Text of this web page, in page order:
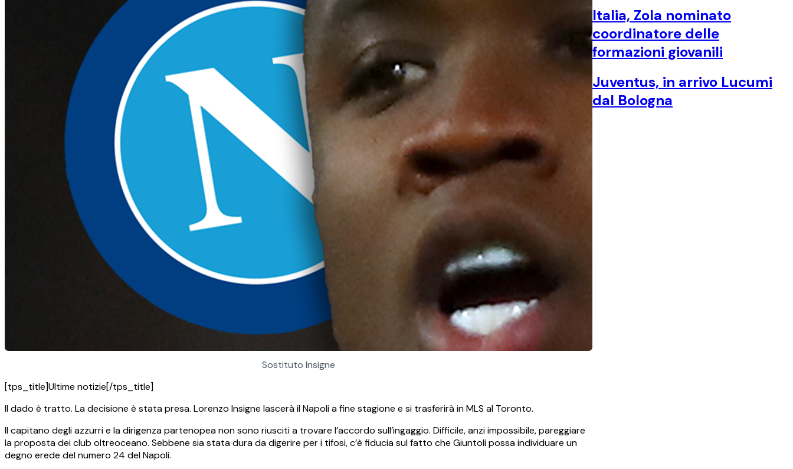
Sostituto Insigne
[tps_title]Ultime notizie[/tps_title]
Il dado è tratto. La decisione è stata presa. Lorenzo Insigne lascerà il Napoli a fine stagione e si trasferirà in MLS al Toronto.
Il capitano degli azzurri e la dirigenza partenopea non sono riusciti a trovare l’accordo sull’ingaggio. Difficile, anzi impossibile, pareggiare
la proposta dei club oltreoceano. Sebbene sia stata dura da digerire per i tifosi, c’è fiducia sul fatto che Giuntoli possa individuare un
degno erede del numero 24 del Napoli.
Italia, Zola nominato
coordinatore delle
formazioni giovanili
Juventus, in arrivo Lucumi
dal Bologna